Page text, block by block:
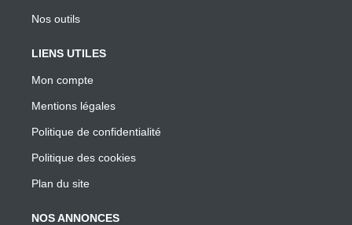
Nos outils
LIENS UTILES
Mon compte
Mentions légales
Politique de confidentialité
Politique des cookies
Plan du site
NOS ANNONCES